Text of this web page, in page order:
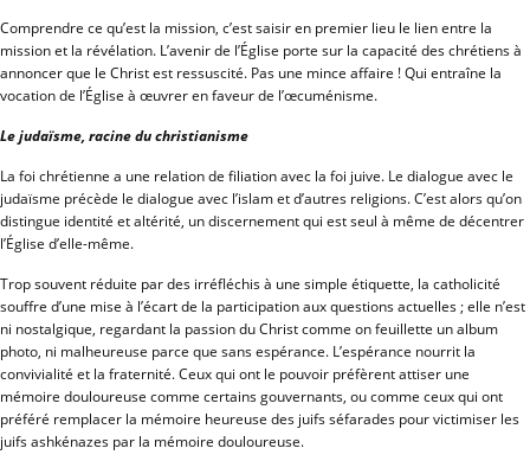
Comprendre ce qu’est la mission, c’est saisir en premier lieu le lien entre la
mission et la révélation. L’avenir de l’Église porte sur la capacité des chrétiens à
annoncer que le Christ est ressuscité. Pas une mince affaire ! Qui entraîne la
vocation de l’Église à œuvrer en faveur de l’œcuménisme.
Le judaïsme, racine du christianisme
La foi chrétienne a une relation de filiation avec la foi juive. Le dialogue avec le
judaïsme précède le dialogue avec l’islam et d’autres religions. C’est alors qu’on
distingue identité et altérité, un discernement qui est seul à même de décentrer
l’Église d’elle-même.
Trop souvent réduite par des irréfléchis à une simple étiquette, la catholicité
souffre d’une mise à l’écart de la participation aux questions actuelles ; elle n’est
ni nostalgique, regardant la passion du Christ comme on feuillette un album
photo, ni malheureuse parce que sans espérance. L’espérance nourrit la
convivialité et la fraternité. Ceux qui ont le pouvoir préfèrent attiser une
mémoire douloureuse comme certains gouvernants, ou comme ceux qui ont
préféré remplacer la mémoire heureuse des juifs séfarades pour victimiser les
juifs ashkénazes par la mémoire douloureuse.